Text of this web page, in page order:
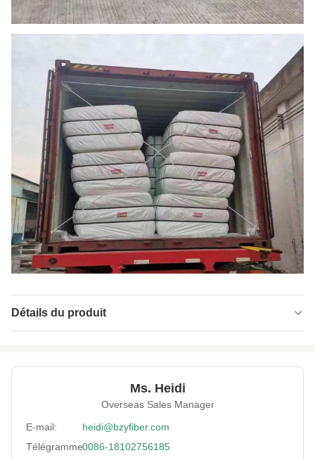
Détails du produit
Material: animal familier réutilisé
2.5 Dénier
Grade: Une note
Fiber Cut Length: 51 mm
Ms. Heidi
Overseas Sales Manager
E-mail:
heidi@bzyfiber.com
Télégramme:0086-18102756185